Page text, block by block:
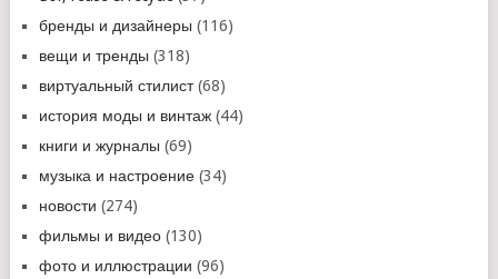
бренды и дизайнеры (116)
вещи и тренды (318)
виртуальный стилист(68)
история моды и винтаж(44)
книги и журналы (69)
музыка и настроение(34)
новости (274)
фильмы и видео(130)
фото и иллюстрации (96)